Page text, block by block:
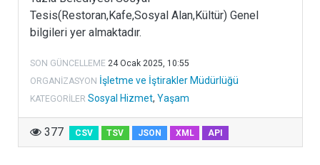
Tesis(Restoran,Kafe,Sosyal Alan,Kültür) Genel
bilgileri yer almaktadır.
SON GÜNCELLEME 24 Ocak 2025, 10:55
ORGANIZASYON İşletme ve İştirakler Müdürlüğü
KATEGORILER Sosyal Hizmet, Yaşam
377 CSV TSV JSON XML API